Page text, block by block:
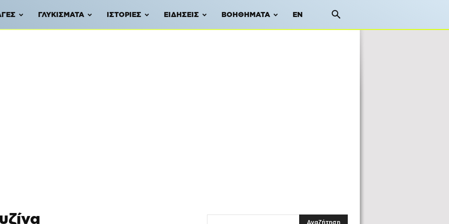
ΓΛΥΚΊΣΜΑΤΑ ΙΣΤΟΡΊΕΣ ΕΙΔΉΣΕΙΣ ΒΟΗΘΉΜΑΤΑ EN